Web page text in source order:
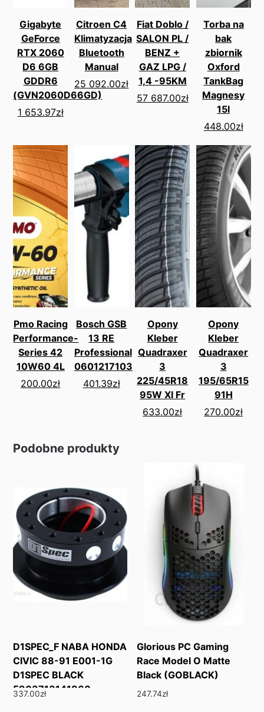
Gigabyte
GeForce
RTX 2060
D6 6GB
GDDR6
(GVN2060D66GD)
1 653.97zł
Citroen C4
Klimatyzacja
Bluetooth
Manual
25 092.00zł
Fiat Doblo /
SALON PL /
BENZ +
GAZ LPG /
1,4 -95KM
57 687.00zł
Torba na
bak
zbiornik
Oxford
TankBag
Magnesy
15l
448.00zł
Pmo Racing
Performance-
Series 42
10W60 4L
200.00zł
Bosch GSB
13 RE
Professional
0601217103
401.39zł
Opony
Kleber
Quadraxer
3
225/45R18
95W Xl Fr
633.00zł
Opony
Kleber
Quadraxer
3
195/65R15
91H
270.00zł
Podobne produkty
D1SPEC_F NABA HONDA
CIVIC 88-91 E001-1G
D1SPEC BLACK
5903713141860
337.00zł
Glorious PC Gaming
Race Model O Matte
Black (GOBLACK)
247.74zł